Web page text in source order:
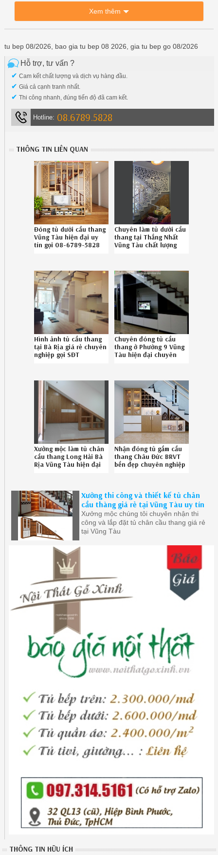
Xem thêm
tu bep 08/2026, bao gia tu bep 08 2026, gia tu bep go 08/2026
Hỗ trợ, tư vấn ?
✔ Cam kết chất lượng và dịch vụ hàng đầu.
✔ Giá cả cạnh tranh nhất.
✔ Thi công nhanh, đúng tiến độ đã cam kết.
Hotline: 08.6789.5828
THÔNG TIN LIÊN QUAN
Đóng tủ dưới cầu thang
Vũng Tàu hiện đại uy
tín gọi 08-6789-5828
Chuyên làm tủ dưới cầu
thang tại Thắng Nhất
Vũng Tàu chất lượng
Hình ảnh tủ cầu thang
tại Bà Rịa giá rẻ chuyên
nghiệp gọi SĐT
Chuyên đóng tủ cầu
thang ở Phường 9 Vũng
Tàu hiện đại chuyên
Xưởng mộc làm tủ chân
cầu thang Long Hải Bà
Rịa Vũng Tàu hiện đại
Nhận đóng tủ gầm cầu
thang Châu Đức BRVT
bền đẹp chuyên nghiệp
Xưởng thi công và thiết kế tủ chân
cầu thàng giá rẻ tại Vũng Tàu uy tín
Xưởng mộc chúng tôi chuyên nhận thi
công và lắp đặt tủ chân cầu thang giá rẻ
tại Vũng Tàu
THÔNG TIN HỮU ÍCH